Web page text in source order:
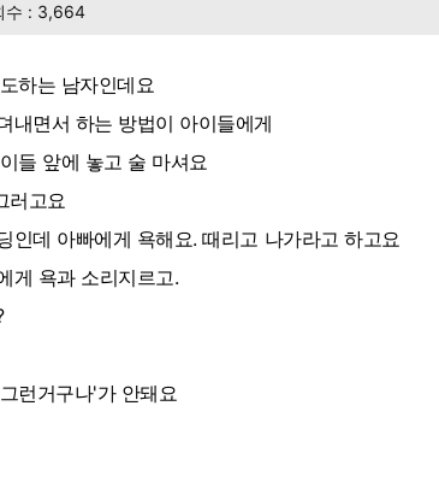
수 : 3,664
하는 남자인데요
내면서 하는 방법이 아이들에게
들 앞에 놓고 술 마셔요
러고요
인데 아빠에게 욕해요. 때리고 나가라고 하고요
게 욕과 소리지르고.
런거구나'가 안돼요